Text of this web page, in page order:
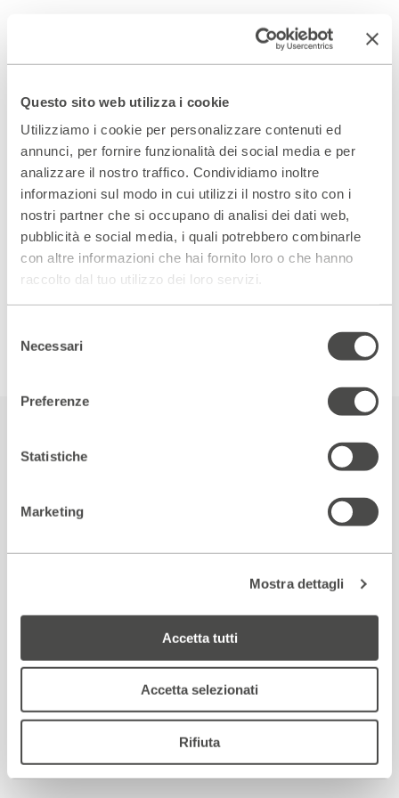
Questo sito web utilizza i cookie
Utilizziamo i cookie per personalizzare contenuti ed
annunci, per fornire funzionalità dei social media e per
analizzare il nostro traffico. Condividiamo inoltre
informazioni sul modo in cui utilizzi il nostro sito con i
nostri partner che si occupano di analisi dei dati web,
pubblicità e social media, i quali potrebbero combinarle
con altre informazioni che hai fornito loro o che hanno
raccolto dal tuo utilizzo dei loro servizi.
delNecessari
Preferenze
Statistiche
Marketing
Mostra dettagli
Accetta tutti
Accetta selezionati
Rifiuta